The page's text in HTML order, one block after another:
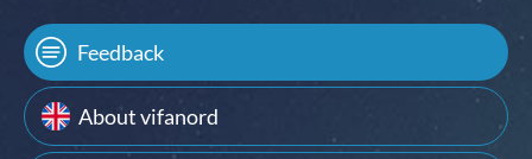
Feedback
About vifanord